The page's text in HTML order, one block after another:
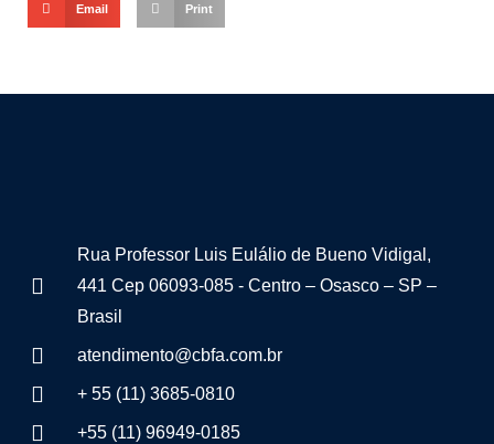
Email Print
Rua Professor Luis Eulálio de Bueno Vidigal,
441 Cep 06093-085 - Centro – Osasco – SP –
Brasil
atendimento@cbfa.com.br
+ 55 (11) 3685-0810
+55 (11) 96949-0185